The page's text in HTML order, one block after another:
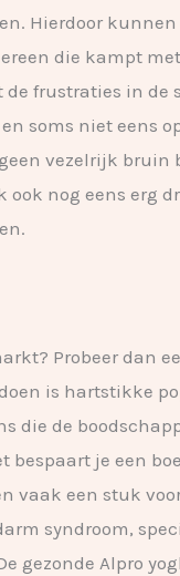
Hierdoor
die kampt met
de frustraties in de
soms niet eens
vezelrijk bruin
nog eens erg
Probeer dan
is hartstikke
die de
bespaart je een
vaak een stuk
syndroom,
gezonde Alpro